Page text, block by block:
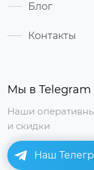
Мы в Telegram
Наши
и скидки
Наш
Блог
Контакты